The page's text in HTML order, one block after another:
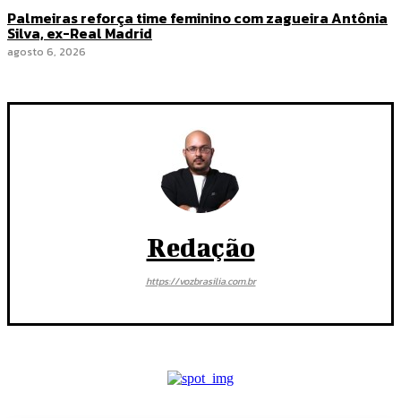
Palmeiras reforça time feminino com zagueira Antônia
Silva, ex-Real Madrid
agosto 6, 2026
Redação
https://vozbrasilia.com.br